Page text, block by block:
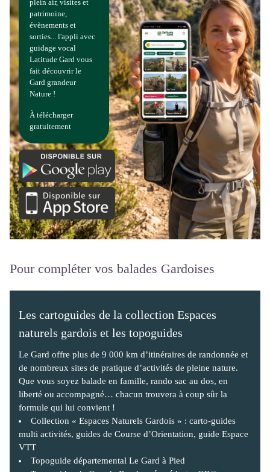
plein air, visites et
patrimoine,
évènements et
sorties... l'appli avec
guidage vocal
Latitude Gard vous
fait découvrir le
Gard grandeur
Nature !
À télécharger
gratuitement
Pour compléter vos balades Gardoises
Les cartoguides de la collection Espaces
naturels gardois et les topoguides
Le Gard offre plus de 9 000 km d’itinéraires de randonnée et
de nombreux sites de pratique d’activités de pleine nature.
Que vous soyez balade en famille, rando sac au dos, en
liberté ou accompagné… chacun trouvera à coup sûr la
formule qui lui convient !
Collection « Espaces Naturels Gardois » : carto-guides
multi activités, guides de Course d’Orientation, guide Espace
VTT
Topoguide départemental Le Gard à Pied